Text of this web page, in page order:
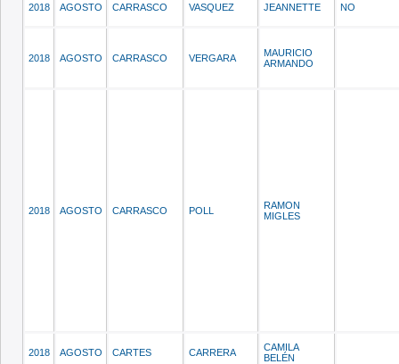
2018 AGOSTO CARRASCO VASQUEZ JEANNETTE NO
2018 AGOSTO CARRASCO VERGARA
MAURICIO
ARMANDO
2018 AGOSTO CARRASCO POLL
RAMON
MIGLES
2018 AGOSTO CARTES CARRERA
CAMILA
BELÉN